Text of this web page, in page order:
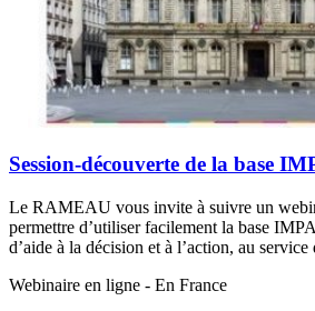
Session-découverte de la base
Le RAMEAU vous invite à suivre un
permettre d’utiliser facilement la base
d’aide à la décision et à l’action, au service
Webinaire en ligne - En France